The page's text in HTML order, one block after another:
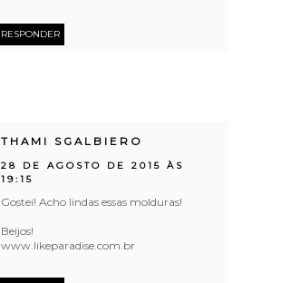
RESPONDER
THAMI SGALBIERO
28 DE AGOSTO DE 2015 ÀS
19:15
Gostei! Acho lindas essas molduras!
Beijos!
www.likeparadise.com.br